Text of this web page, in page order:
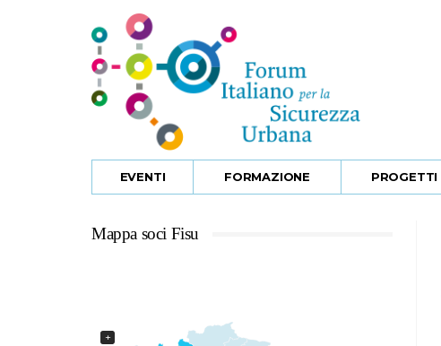
EVENTI FORMAZIONE PROGETTI
Mappa soci Fisu
+